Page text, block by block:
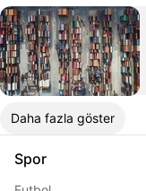
Daha fazla göster
Spor